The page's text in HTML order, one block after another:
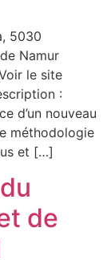
5030
Namur
le site
:
d’un nouveau
méthodologie
et […]
de